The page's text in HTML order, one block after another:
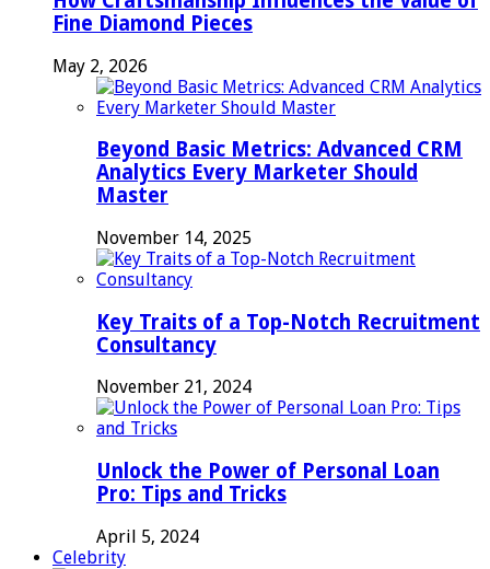
Fine Diamond Pieces
May 2, 2026
Beyond Basic Metrics: Advanced CRM
Analytics Every Marketer Should
Master
November 14, 2025
Key Traits of a Top-Notch Recruitment
Consultancy
November 21, 2024
Unlock the Power of Personal Loan
Pro: Tips and Tricks
April 5, 2024
Celebrity